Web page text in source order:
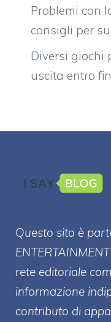
Problemi con
consigli per
Diversi giochi
uscita entro
Questo sito è
ENTERTAINMENT
rete editoriale
informazione
contributo di